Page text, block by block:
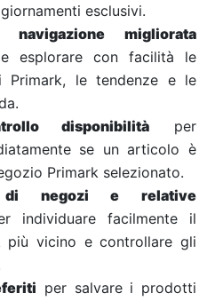
esclusivi.
navigazione migliorata
esplorare con facilità le
Primark, le tendenze e le
disponibilità
per
se un articolo è
Primark selezionato.
di negozi e relative
individuare facilmente il
più vicino e controllare gli
per salvare i prodotti